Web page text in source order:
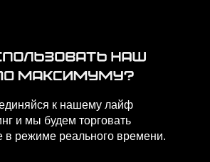
к нашему лайф
и мы будем торговать
в режиме реального времени.